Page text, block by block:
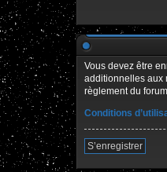
Vous devez être
additionnelles aux
règlement du
Conditions
S’enregistrer